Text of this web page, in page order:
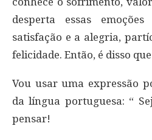
desperta essas
satisfação e a alegria,
felicidade. Então, é disso
Vou usar uma expressão
da língua portuguesa: “
pensar!